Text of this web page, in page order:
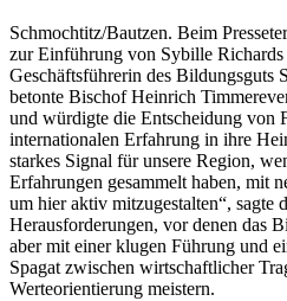
Schmochtitz/Bautzen. Beim
zur Einführung von Sybille Richards
Geschäftsführerin des Bildungsguts
betonte Bischof Heinrich
und würdigte die Entscheidung von
internationalen Erfahrung in ihre
starkes Signal für unsere Region,
Erfahrungen gesammelt haben, mit
um hier aktiv mitzugestalten“, sagte
Herausforderungen, vor denen das
aber mit einer klugen Führung und
Spagat zwischen wirtschaftlicher
Werteorientierung meistern.